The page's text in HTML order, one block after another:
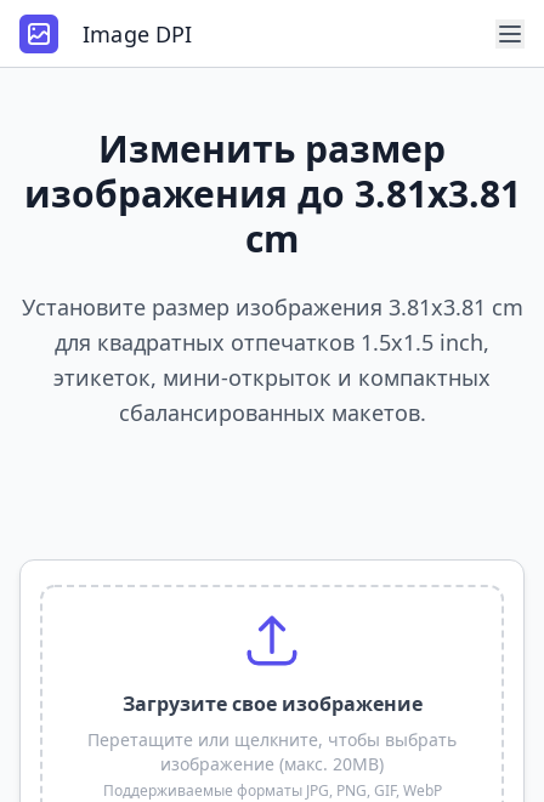
Image DPI
Изменить размер
изображения до 3.81x3.81
cm
Установите размер изображения 3.81x3.81 cm
для квадратных отпечатков 1.5x1.5 inch,
этикеток, мини-открыток и компактных
сбалансированных макетов.
Загрузите свое изображение
Перетащите или щелкните, чтобы выбрать
изображение (макс. 20MB)
Поддерживаемые форматы JPG, PNG, GIF, WebP